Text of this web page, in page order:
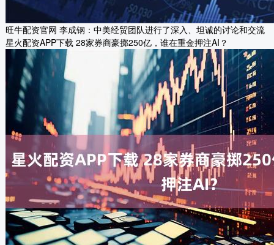
旺牛配资官网 李成钢：中美经贸团队进行了深入、坦诚的讨论和交流​​
星火配资APP下载 28家券商豪掷250亿，谁在重金押注AI？